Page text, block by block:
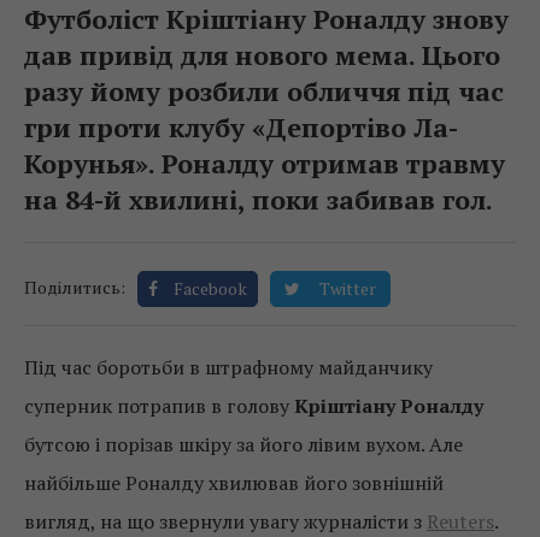
Футболіст Кріштіану Роналду знову
дав привід для нового мема. Цього
разу йому розбили обличчя під час
гри проти клубу «Депортіво Ла-
Корунья». Роналду отримав травму
на 84-й хвилині, поки забивав гол.
Поділитись: Facebook Twitter
Під час боротьби в штрафному майданчику
суперник потрапив в голову Кріштіану Роналду
бутсою і порізав шкіру за його лівим вухом. Але
найбільше Роналду хвилював його зовнішній
вигляд, на що звернули увагу журналісти з Reuters.